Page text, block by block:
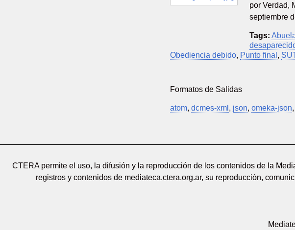
por Verdad,
septiembre
Tags:
Obediencia debido, Punto final ,
Formatos de Salidas
atom,dcmes-xml , json,omeka-json
CTERA permite el uso, la difusión y la reproducción de los contenidos de la
registros y contenidos de mediateca.ctera.org.ar, su reproducción,